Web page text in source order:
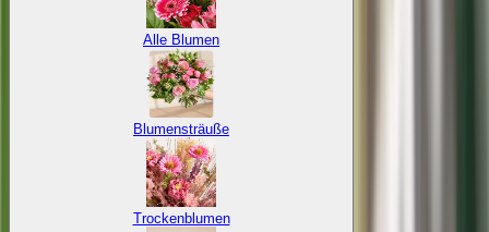
Alle Blumen
Blumensträuße
Trockenblumen